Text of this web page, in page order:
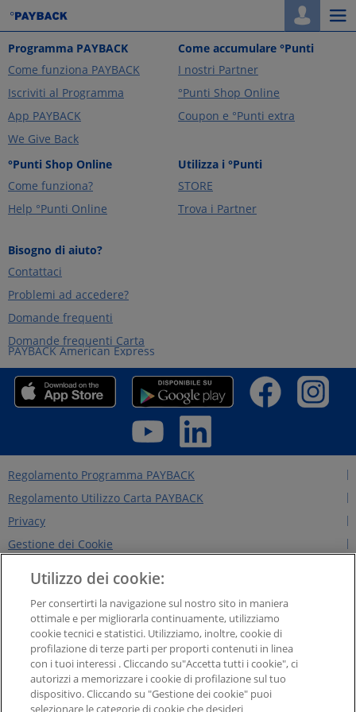
Programma PAYBACK
Come funziona PAYBACK
Iscriviti al Programma
App PAYBACK
We Give Back
Come accumulare °Punti
I nostri Partner
°Punti Shop Online
Coupon e °Punti extra
°Punti Shop Online
Come funziona?
Help °Punti Online
Utilizza i °Punti
STORE
Trova i Partner
Bisogno di aiuto?
Contattaci
Problemi ad accedere?
Domande frequenti
Domande frequenti Carta
PAYBACK American Express
Regolamento Programma PAYBACK
Regolamento Utilizzo Carta PAYBACK
Privacy
Gestione dei Cookie
Contattaci
Chi siamo
NEWS&INTERVISTE
PAYBACK GROUP
Concorsi PAYBACK
Utilizzo dei cookie:
Per consertirti la navigazione sul nostro sito in maniera
ottimale e per migliorarla continuamente, utilizziamo
cookie tecnici e statistici. Utilizziamo, inoltre, cookie di
profilazione di terze parti per proporti contenuti in linea
con i tuoi interessi . Cliccando su"Accetta tutti i cookie", ci
autorizzi a memorizzare i cookie di profilazione sul tuo
dispositivo. Cliccando su "Gestione dei cookie" puoi
selezionare le categorie di cookie che desideri